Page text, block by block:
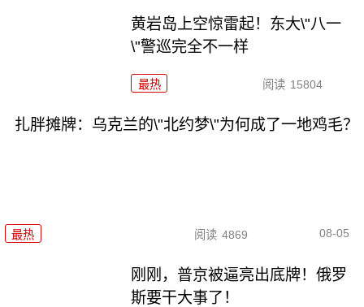
黄岩岛上空惊雷起！东大\"八一
\"警巡完全不一样
最热 阅读 15804
扎胖摊牌：乌克兰的\"北约梦\"为何成了一地鸡毛？
最热 阅读 4869 08-05
刚刚，普京被逼亮出底牌！俄罗
斯要干大事了！